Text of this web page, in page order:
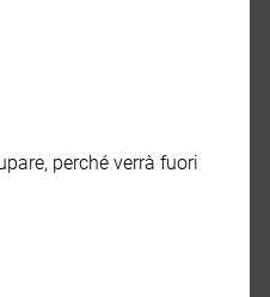
perché verrà fuori